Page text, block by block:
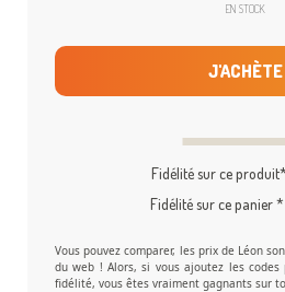
EN STOCK
J'ACHÈTE
Fidélité sur ce
Fidélité sur ce panier *
Vous pouvez comparer, les prix de Léon
du web ! Alors, si vous ajoutez les
fidélité, vous êtes vraiment gagnants sur